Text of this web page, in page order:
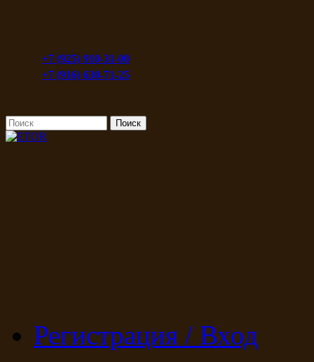
+7 (925) 910-31-00
+7 (916) 630-71-25
Регистрация / Вход